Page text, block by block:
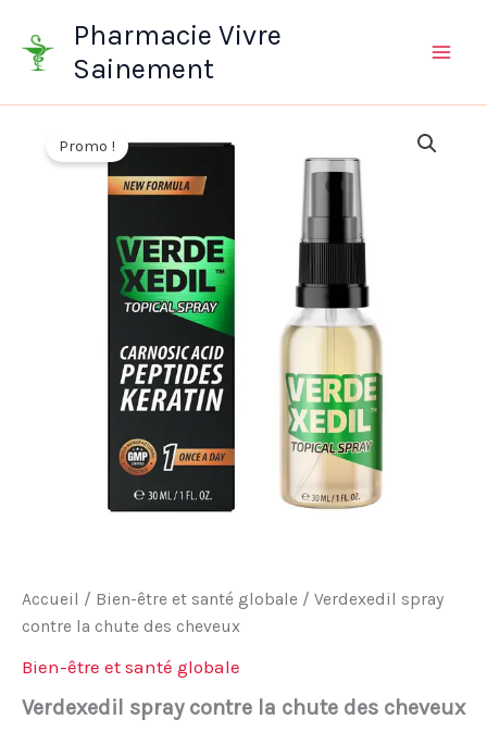
contenu
Pharmacie Vivre
Sainement
Promo !
Accueil / Bien-être et santé globale / Verdexedil spray
contre la chute des cheveux
Bien-être et santé globale
Verdexedil spray contre la chute des cheveux